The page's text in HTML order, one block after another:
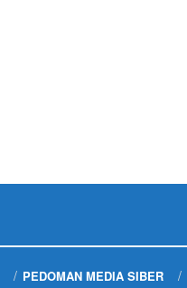
PEDOMAN MEDIA SIBER